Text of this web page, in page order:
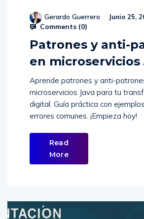
Gerardo Guerrero Junio 25,
Comments (0)
Patrones y anti-
en microservicios
Aprende patrones y anti-
microservicios Java para tu
digital. Guía práctica con
errores comunes. ¡Empieza hoy!
Read
More